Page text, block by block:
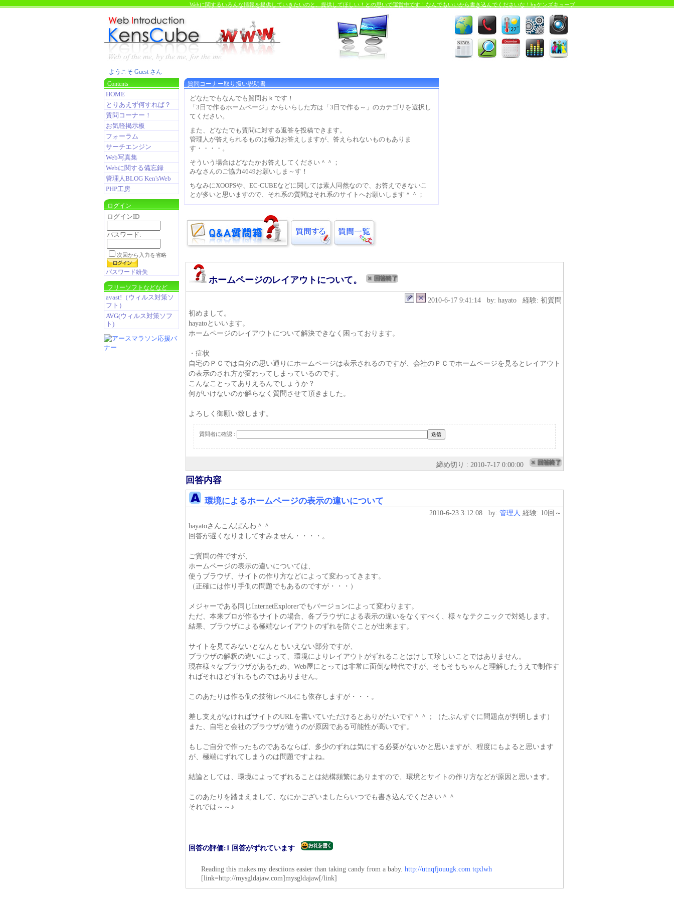
Webに関するいろんな情報を提供していきたいのと、提供してほしい！との思いで運営中です！なんでもいいから書き込んでくださいな！byケンズキューブ
ようこそ Guest さん
Contents
HOME
とりあえず何すれば？
質問コーナー！
お気軽掲示板
フォーラム
サーチエンジン
Web写真集
Webに関する備忘録
管理人BLOG Ken'sWeb
PHP工房
ログイン
ログインID
パスワード:
次回から入力を省略
パスワード紛失
フリーソフトなどなど
avast!（ウィルス対策ソ
フト）
AVG(ウィルス対策ソフ
ト)
質問コーナー取り扱い説明書
どなたでもなんでも質問おｋです！
「3日で作るホームページ」からいらした方は「3日で作る～」のカテゴリを選択し
てください。
また、どなたでも質問に対する返答を投稿できます。
管理人が答えられるものは極力お答えしますが、答えられないものもありま
す・・・・。
そういう場合はどなたかお答えしてください＾＾；
みなさんのご協力4649お願いしま～す！
ちなみにXOOPSや、EC-CUBEなどに関しては素人同然なので、お答えできないこ
とが多いと思いますので、それ系の質問はそれ系のサイトへお願いします＾＾；
ホームページのレイアウトについて。
2010-6-17 9:41:14 by: hayato
経験: 初質問
初めまして。
hayatoといいます。
ホームページのレイアウトについて解決できなく困っております。
・症状
自宅のＰＣでは自分の思い通りにホームページは表示されるのですが、会社のＰＣでホームページを見るとレイアウト
の表示のされ方が変わってしまっているのです。
こんなことってありえるんでしょうか？
何がいけないのか解らなく質問させて頂きました。
よろしく御願い致します。
質問者に確認 :
締め切り : 2010-7-17 0:00:00
回答内容
環境によるホームページの表示の違いについて
2010-6-23 3:12:08 by: 管理人 経験: 10回～
hayatoさんこんばんわ＾＾
回答が遅くなりましてすみません・・・・。
ご質問の件ですが、
ホームページの表示の違いについては、
使うブラウザ、サイトの作り方などによって変わってきます。
（正確には作り手側の問題でもあるのですが・・・）
メジャーである同じInternetExplorerでもバージョンによって変わります。
ただ、本来プロが作るサイトの場合、各ブラウザによる表示の違いをなくすべく、様々なテクニックで対処します。
結果、ブラウザによる極端なレイアウトのずれを防ぐことが出来ます。
サイトを見てみないとなんともいえない部分ですが、
ブラウザの解釈の違いによって、環境によりレイアウトがずれることはけして珍しいことではありません。
現在様々なブラウザがあるため、Web屋にとっては非常に面倒な時代ですが、そもそもちゃんと理解したうえで制作す
ればそれほどずれるものではありません。
このあたりは作る側の技術レベルにも依存しますが・・・。
差し支えがなければサイトのURLを書いていただけるとありがたいです＾＾；（たぶんすぐに問題点が判明します）
また、自宅と会社のブラウザが違うのが原因である可能性が高いです。
もしご自分で作ったものであるならば、多少のずれは気にする必要がないかと思いますが、程度にもよると思います
が、極端にずれてしまうのは問題ですよね。
結論としては、環境によってずれることは結構頻繁にありますので、環境とサイトの作り方などが原因と思います。
このあたりを踏まえまして、なにかございましたらいつでも書き込んでください＾＾
それでは～～♪
回答の評価:1 回答がずれています
Reading this makes my desciions easier than taking candy from a baby. http://utnqfjouugk.com tqxlwh
[link=http://mysgldajaw.com]mysgldajaw[/link]